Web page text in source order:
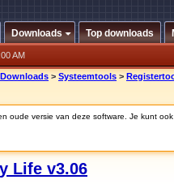
Downloads Top downloads
AM
Downloads > Systeemtools >
oude versie van deze software. Je kunt
Life v3.06